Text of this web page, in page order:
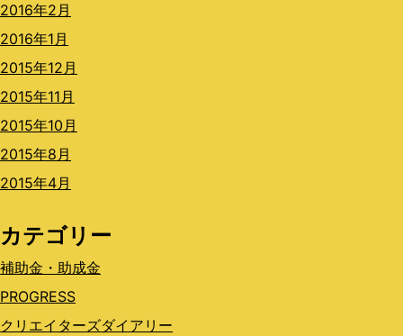
2016年2月
2016年1月
2015年12月
2015年11月
2015年10月
2015年8月
2015年4月
カテゴリー
補助金・助成金
PROGRESS
クリエイターズダイアリー